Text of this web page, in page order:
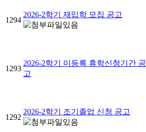
1294
2026-2학기 재입학 모집 공고
1293
2026-2학기 미등록 휴학신청기간 공
고
1292
2026-2학기 조기졸업 신청 공고